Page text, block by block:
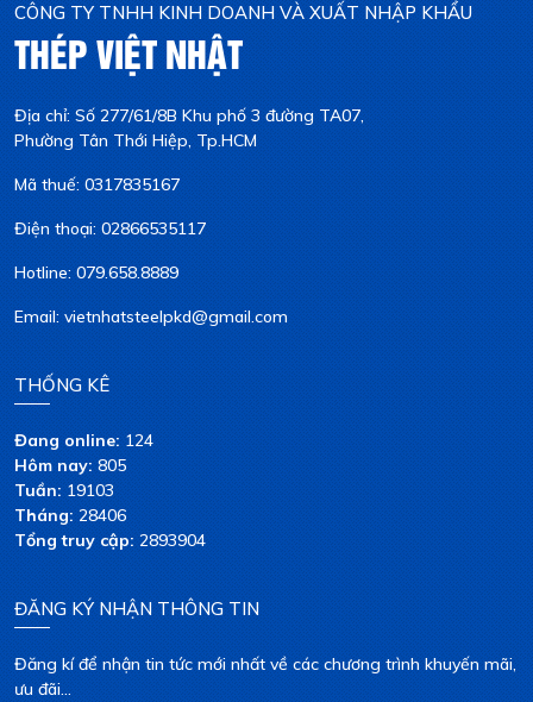
CÔNG TY TNHH KINH DOANH VÀ XUẤT NHẬP KHẨU
THÉP VIỆT NHẬT
Địa chỉ: Số 277/61/8B Khu phố 3 đường TA07,
Phường Tân Thới Hiệp, Tp.HCM
Mã thuế: 0317835167
Điện thoại: 02866535117
Hotline: 079.658.8889
Email: vietnhatsteelpkd@gmail.com
THỐNG KÊ
Đang online:124
Hôm nay:805
Tuần:19103
Tháng:28406
Tổng truy cập:2893904
ĐĂNG KÝ NHẬN THÔNG TIN
Đăng kí để nhận tin tức mới nhất về các chương trình khuyến mãi,
ưu đãi...